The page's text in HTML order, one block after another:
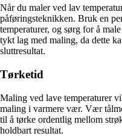
Når du maler ved lav
påføringsteknikken. Bruk en
temperaturer, og sørg for å
tykt lag med maling, da dette
sluttresultat.
Tørketid
Maling ved lave temperaturer
maling i varmere vær. Vær
til å tørke ordentlig mellom
holdbart resultat.